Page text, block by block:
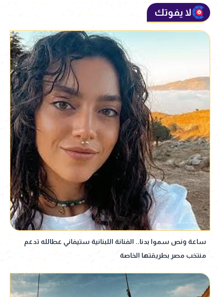
لا يفوتك
ساعة ونص سموا بدنا.. الفنانة اللبنانية ستيفاني عطالله تدعم
منتخب مصر بطريقتها الخاصة